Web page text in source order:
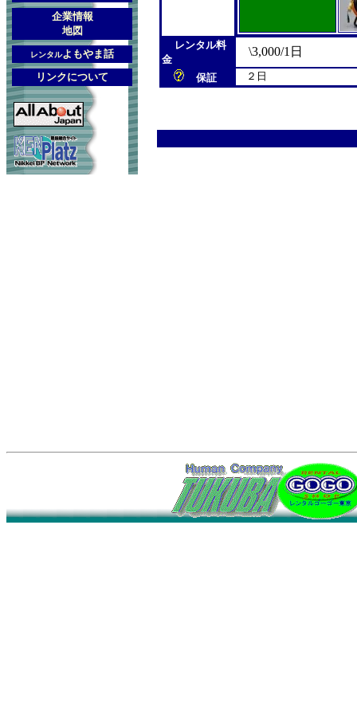
企業情報
地図
レンタルよもやま話
リンクについて
レンタル料
金
\3,000/1日
保証 ２日